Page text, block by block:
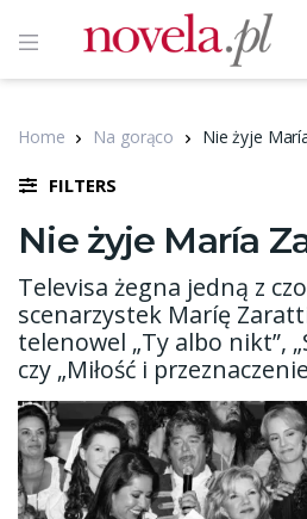
Home Na gorąco Nie żyje
FILTERS
Nie żyje María
Televisa żegna jedną z
scenarzystek Maríę
telenowel „Ty albo nikt”,
czy „Miłość i